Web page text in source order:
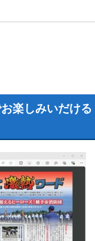
楽しみいだける